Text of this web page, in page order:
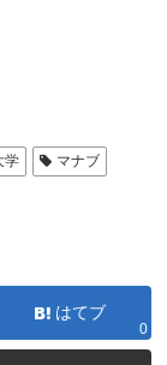
学
マナブ
はてブ
0